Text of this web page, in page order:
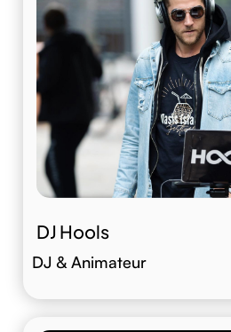
DJ Hools
DJ & Animateur